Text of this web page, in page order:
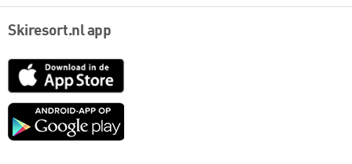
Skiresort.nl app
App
Google